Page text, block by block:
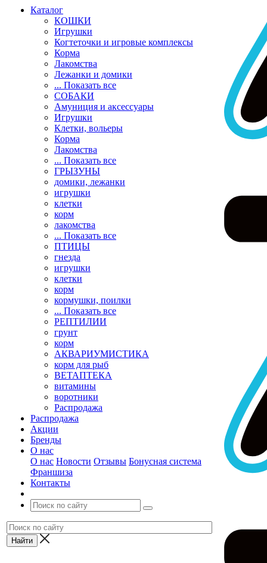
Каталог
КОШКИ
Игрушки
Когтеточки и игровые комплексы
Корма
Лакомства
Лежанки и домики
... Показать все
СОБАКИ
Амуниция и аксессуары
Игрушки
Клетки, вольеры
Корма
Лакомства
... Показать все
ГРЫЗУНЫ
домики, лежанки
игрушки
клетки
корм
лакомства
... Показать все
ПТИЦЫ
гнезда
игрушки
клетки
корм
кормушки, поилки
... Показать все
РЕПТИЛИИ
грунт
корм
АКВАРИУМИСТИКА
корм для рыб
ВЕТАПТЕКА
витамины
воротники
Распродажа
Распродажа
Акции
Бренды
О нас
О нас Новости Отзывы Бонусная система
Франшиза
Контакты